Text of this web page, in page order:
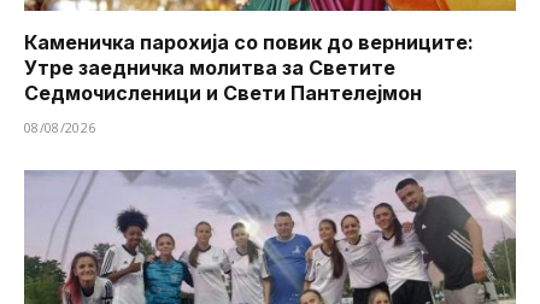
Каменичка парохија со повик до верниците:
Утре заедничка молитва за Светите
Седмочисленици и Свети Пантелејмон
08/08/2026